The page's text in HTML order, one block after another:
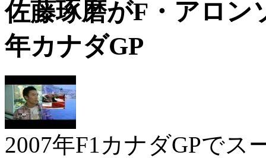
佐藤琢磨がF・アロン
年カナダGP
2007年F1カナダGPでス